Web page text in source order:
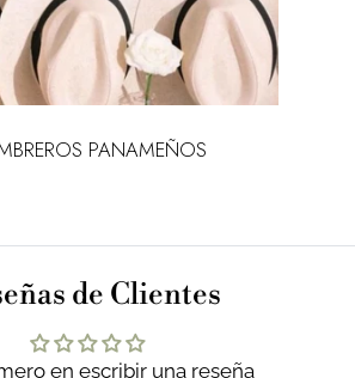
PANAMEÑOS
de Clientes
en escribir una reseña